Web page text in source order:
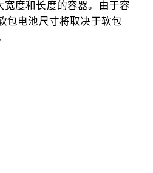
宽度和长度的容器。由于容
包电池尺寸将取决于软包